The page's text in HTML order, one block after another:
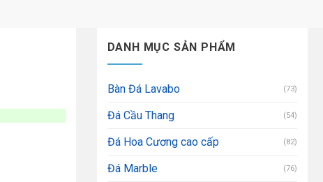
DANH MỤC SẢN PHẨM
Bàn Đá Lavabo (73)
Đá Cầu Thang (54)
Đá Hoa Cương cao cấp (82)
Đá Marble (76)